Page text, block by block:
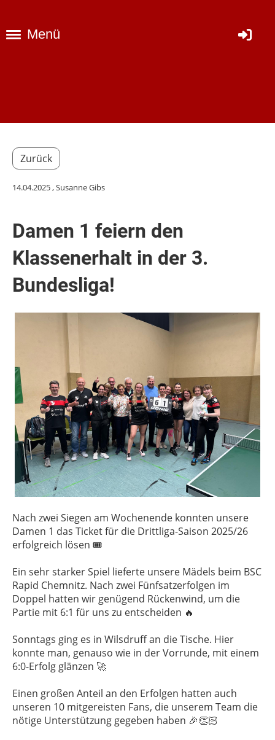
Menü
Zurück
14.04.2025, Susanne Gibs
Damen 1 feiern den
Klassenerhalt in der 3.
Bundesliga!
Nach zwei Siegen am Wochenende konnten unsere
Damen 1 das Ticket für die Drittliga-Saison 2025/26
erfolgreich lösen 🎟️
Ein sehr starker Spiel lieferte unsere Mädels beim BSC
Rapid Chemnitz. Nach zwei Fünfsatzerfolgen im
Doppel hatten wir genügend Rückenwind, um die
Partie mit 6:1 für uns zu entscheiden 🔥
Sonntags ging es in Wilsdruff an die Tische. Hier
konnte man, genauso wie in der Vorrunde, mit einem
6:0-Erfolg glänzen 🚀
Einen großen Anteil an den Erfolgen hatten auch
unseren 10 mitgereisten Fans, die unserem Team die
nötige Unterstützung gegeben haben 🎉👏🏻